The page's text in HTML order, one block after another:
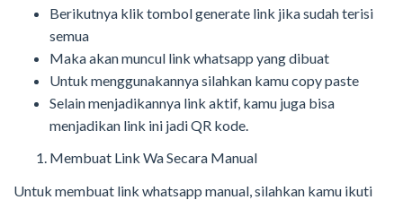
Berikutnya klik tombol generate link jika sudah terisi
semua
Maka akan muncul link whatsapp yang dibuat
Untuk menggunakannya silahkan kamu copy paste
Selain menjadikannya link aktif, kamu juga bisa
menjadikan link ini jadi QR kode.
Membuat Link Wa Secara Manual
Untuk membuat link whatsapp manual, silahkan kamu ikuti